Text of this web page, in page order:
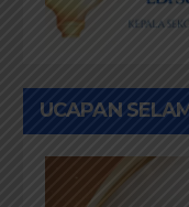
UCAPAN